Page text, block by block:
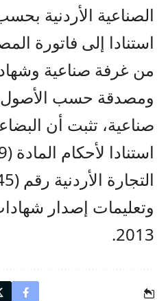
الصناعية الأردنية
استنادا إلى فاتورة
من غرفة صناعية
ومصدقة حسب
صناعية، تثبت أن
وتعليمات إصدار
2013.